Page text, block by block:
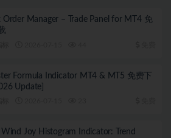
Order Manager – Trade Panel for MT4 免
Formula Indicator MT4 & MT5 免费下
Update]
Wind Joy Histogram Indicator: Trend